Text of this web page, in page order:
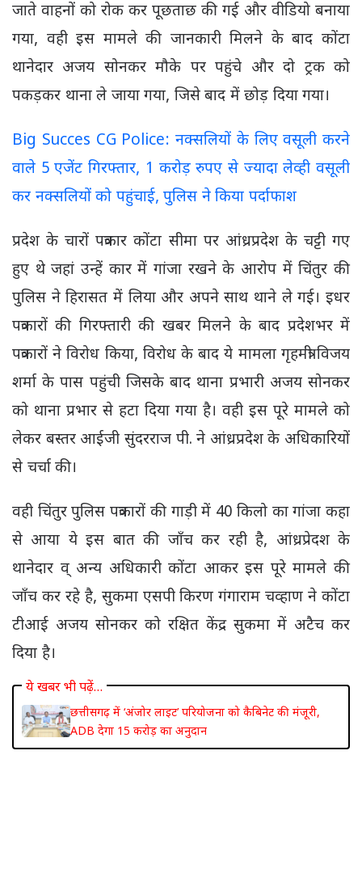
जाते वाहनों को रोक कर पूछताछ की गई और वीडियो बनाया
गया, वही इस मामले की जानकारी मिलने के बाद कोंटा
थानेदार अजय सोनकर मौके पर पहुंचे और दो ट्रक को
पकड़कर थाना ले जाया गया, जिसे बाद में छोड़ दिया गया।
Big Succes CG Police: नक्सलियों के लिए वसूली करने
वाले 5 एजेंट गिरफ्तार, 1 करोड़ रुपए से ज्यादा लेव्ही वसूली
कर नक्सलियों को पहुंचाई, पुलिस ने किया पर्दाफाश
प्रदेश के चारों पत्रकार कोंटा सीमा पर आंध्रप्रदेश के चट्टी गए
हुए थे जहां उन्हें कार में गांजा रखने के आरोप में चिंतुर की
पुलिस ने हिरासत में लिया और अपने साथ थाने ले गई। इधर
पत्रकारों की गिरफ्तारी की खबर मिलने के बाद प्रदेशभर में
पत्रकारों ने विरोध किया, विरोध के बाद ये मामला गृहमंत्री विजय
शर्मा के पास पहुंची जिसके बाद थाना प्रभारी अजय सोनकर
को थाना प्रभार से हटा दिया गया है। वही इस पूरे मामले को
लेकर बस्तर आईजी सुंदरराज पी. ने आंध्रप्रदेश के अधिकारियों
से चर्चा की।
वही चिंतुर पुलिस पत्रकारों की गाड़ी में 40 किलो का गांजा कहा
से आया ये इस बात की जाँच कर रही है, आंध्रप्रेदश के
थानेदार व् अन्य अधिकारी कोंटा आकर इस पूरे मामले की
जाँच कर रहे है, सुकमा एसपी किरण गंगाराम चव्हाण ने कोंटा
टीआई अजय सोनकर को रक्षित केंद्र सुकमा में अटैच कर
दिया है।
ये खबर भी पढ़ें…
छत्तीसगढ़ में ‘अंजोर लाइट’ परियोजना को कैबिनेट की मंजूरी,
ADB देगा 15 करोड़ का अनुदान